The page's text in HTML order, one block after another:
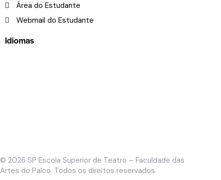
Área do Estudante
Webmail do Estudante
Idiomas
© 2026 SP Escola Superior de Teatro – Faculdade das
Artes do Palco. Todos os direitos reservados.